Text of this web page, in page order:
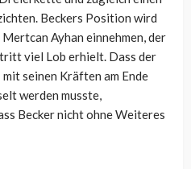
Beckers Position wird
Ayhan einnehmen, der
viel Lob erhielt. Dass der
seinen Kräften am Ende
werden musste,
Becker nicht ohne Weiteres